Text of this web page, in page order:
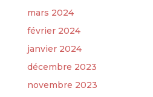
mars 2024
février 2024
janvier 2024
décembre 2023
novembre 2023